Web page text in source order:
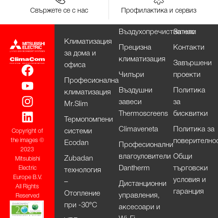
Свържете се с нас Профилактика и сервиз
Copyright of
the images ©
2023
Mitsubishi
Electric
Europe B.V.
All Rights
Reserved
Климатизация
за дома и
офиса
Професионална
климатизация
Mr.Slim
Термопомпени
системи
Ecodan
Zubadan
технология
–
Отопление
при -30°С
Въздухопречистватели
Прецизна
климатизация
Чилъри
Въздушни
завеси
Thermoscreens
Climaveneta
Професионални
влагоуловители
Dantherm
Дистанционни
управления,
аксесоари и
За нас
Контакти
Завършени
проекти
Политика
за
бисквитки
Политика за
Общи
търговски
условия и
гаранция